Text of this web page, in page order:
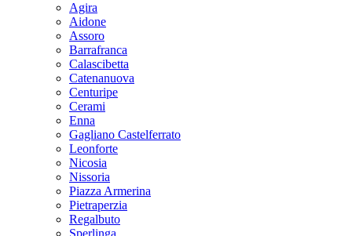
Agira
Aidone
Assoro
Barrafranca
Calascibetta
Catenanuova
Centuripe
Cerami
Enna
Gagliano Castelferrato
Leonforte
Nicosia
Nissoria
Piazza Armerina
Pietraperzia
Regalbuto
Sperlinga